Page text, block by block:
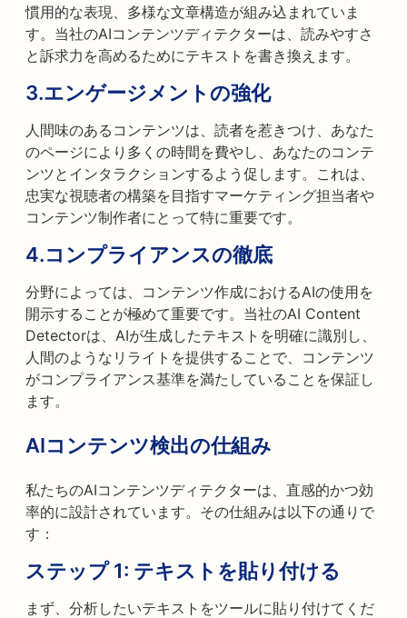
慣用的な表現、多様な文章構造が組み込まれていま
す。当社のAIコンテンツディテクターは、読みやすさ
と訴求力を高めるためにテキストを書き換えます。
3.エンゲージメントの強化
人間味のあるコンテンツは、読者を惹きつけ、あなた
のページにより多くの時間を費やし、あなたのコンテ
ンツとインタラクションするよう促します。これは、
忠実な視聴者の構築を目指すマーケティング担当者や
コンテンツ制作者にとって特に重要です。
4.コンプライアンスの徹底
分野によっては、コンテンツ作成におけるAIの使用を
開示することが極めて重要です。当社のAI Content
Detectorは、AIが生成したテキストを明確に識別し、
人間のようなリライトを提供することで、コンテンツ
がコンプライアンス基準を満たしていることを保証し
ます。
AIコンテンツ検出の仕組み
私たちのAIコンテンツディテクターは、直感的かつ効
率的に設計されています。その仕組みは以下の通りで
す：
ステップ 1: テキストを貼り付ける
まず、分析したいテキストをツールに貼り付けてくだ